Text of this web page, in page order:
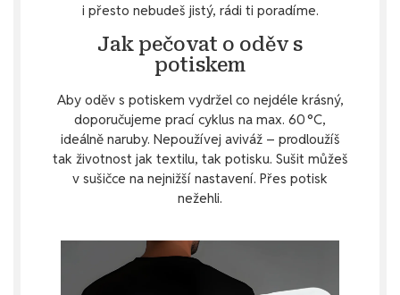
i přesto nebudeš jistý, rádi ti poradíme.
Jak pečovat o oděv s
potiskem
Aby oděv s potiskem vydržel co nejdéle krásný,
doporučujeme prací cyklus na max. 60 °C,
ideálně naruby. Nepoužívej aviváž – prodloužíš
tak životnost jak textilu, tak potisku. Sušit můžeš
v sušičce na nejnižší nastavení. Přes potisk
nežehli.